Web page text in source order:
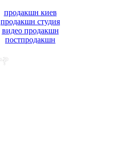
продакшн киев
продакшн студия
видео продакшн
постпродакшн